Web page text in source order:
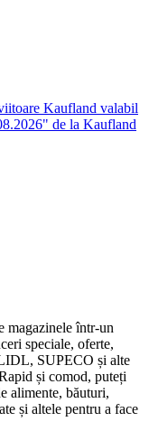
Kaufland valabil
de la Kaufland
magazinele într-un
speciale, oferte,
SUPECO și alte
și comod, puteți
alimente, băuturi,
și altele pentru a face